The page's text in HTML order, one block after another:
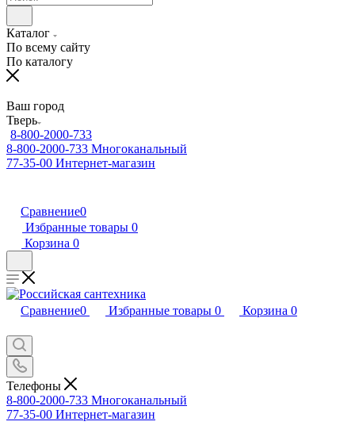
Каталог
По всему сайту
По каталогу
Ваш город
Тверь
8-800-2000-733
8-800-2000-733 Многоканальный
77-35-00 Интернет-магазин
Сравнение0
Избранные товары 0
Корзина 0
Сравнение0 Избранные товары 0 Корзина 0
Телефоны
8-800-2000-733 Многоканальный
77-35-00 Интернет-магазин